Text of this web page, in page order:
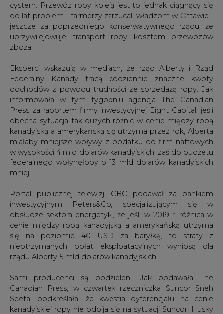
cystern. Przewóz ropy koleją jest to jednak ciągnący się
od lat problem - farmerzy zarzucali władzom w Ottawie -
jeszcze za poprzedniego konserwatywnego rządu, że
uprzywilejowuje transport ropy kosztem przewozów
zboża.
Eksperci wskazują w mediach, że rząd Alberty i Rząd
Federalny Kanady tracą codziennie znaczne kwoty
dochodów z powodu trudności ze sprzedażą ropy. Jak
informowała w tym tygodniu agencja The Canadian
Press za raportem firmy inwestycyjnej Eight Capital, jeśli
obecna sytuacja tak dużych różnic w cenie między ropą
kanadyjską a amerykańską się utrzyma przez rok, Alberta
miałaby mniejsze wpływy z podatku od firm naftowych
w wysokości 4 mld dolarów kanadyjskich, zaś do budżetu
federalnego wpłynęłoby o 13 mld dolarów kanadyjskich
mniej.
Portal publicznej telewizji CBC podawał za bankiem
inwestycyjnym Peters&Co, specjalizującym się w
obsłudze sektora energetyki, że jeśli w 2019 r. różnica w
cenie między ropą kanadyjską a amerykańską utrzyma
się na poziomie 40 USD za baryłkę, to straty z
nieotrzymanych opłat eksploatacyjnych wyniosą dla
rządu Alberty 5 mld dolarów kanadyjskich.
Sami producenci są podzieleni. Jak podawała The
Canadian Press, w czwartek rzeczniczka Suncor Sneh
Seetal podkreślała, że kwestia dyferencjału na cenie
kanadyjskiej ropy nie odbija się na sytuacji Suncor. Husky